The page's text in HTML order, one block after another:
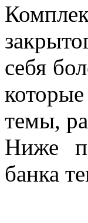
себя
темы,
Ниже
банка